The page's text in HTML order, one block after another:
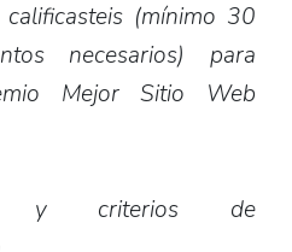
(mínimo 30
necesarios) para
Mejor Sitio Web
y criterios de